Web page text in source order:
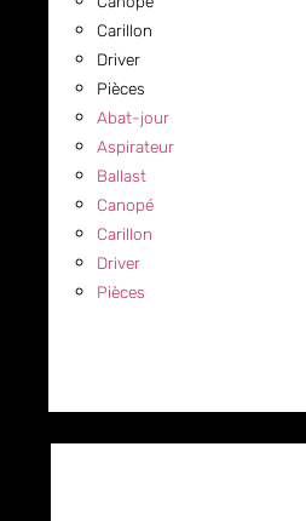
Carillon
Driver
Pièces
Abat-jour
Aspirateur
Ballast
Canopé
Carillon
Driver
Pièces